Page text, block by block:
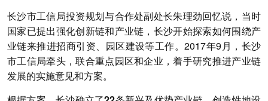
长沙市工信局投资规划与合作处副处长朱理劲回忆说， 当时
国家已提出强化创新链和产业链，长沙开始探索如何围绕产
业链来推进招商引资、园区建设等工作。2017年9月，长沙
市工信局牵头，联合重点园区和企业，着手研究推进产业链
发展的实施意见和方案。